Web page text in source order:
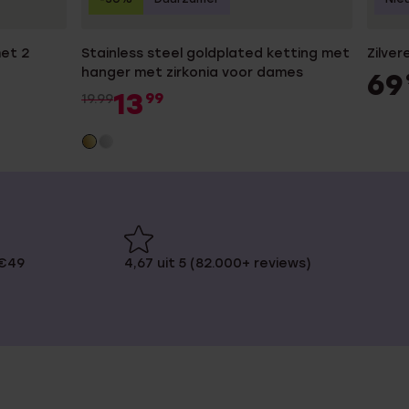
2
Stainless steel goldplated ketting met
hanger met zirkonia voor dames
19.9913 99 69
4,67 uit 5 (82.000+ reviews)